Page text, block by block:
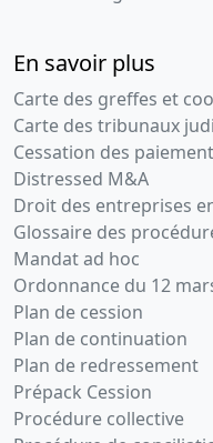
En savoir plus
Carte des greffes et
Carte des tribunaux
Cessation des
Distressed M&A
Droit des entreprises
Glossaire des
Mandat ad hoc
Ordonnance du 12
Plan de cession
Plan de continuation
Plan de redressement
Prépack Cession
Procédure collective